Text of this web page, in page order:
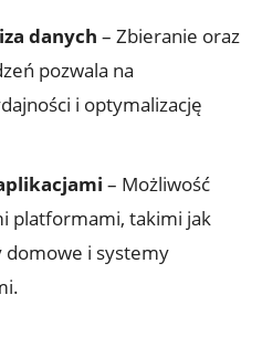
danych – Zbieranie oraz
pozwala na
i optymalizację
– Możliwość
platformami, takimi jak
i systemy